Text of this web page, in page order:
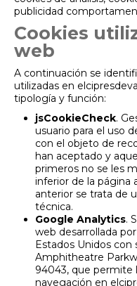
publicidad
Cookies
web
A continuación se
utilizadas en
tipología y función:
jsCookieCheck.
usuario para el uso
con el objeto de
han aceptado y
primeros no se les
inferior de la página
anterior se trata de
técnica.
Google Analytics.
web desarrollada
Estados Unidos con
Amphitheatre
94043, que permite
navegación en